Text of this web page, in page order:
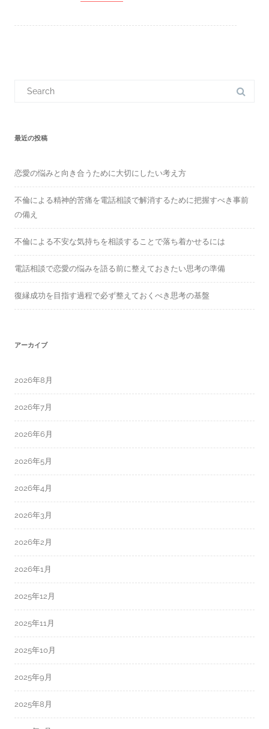
f
o
最近の投稿
恋愛の悩みと向き合うために大切にしたい考え方
不倫による精神的苦痛を電話相談で解消するために把握すべき事前
の備え
不倫による不安な気持ちを相談することで落ち着かせるには
電話相談で恋愛の悩みを語る前に整えておきたい思考の準備
復縁成功を目指す過程で必ず整えておくべき思考の基盤
アーカイブ
2026年8月
2026年7月
2026年6月
2026年5月
2026年4月
2026年3月
2026年2月
2026年1月
2025年12月
2025年11月
2025年10月
2025年9月
2025年8月